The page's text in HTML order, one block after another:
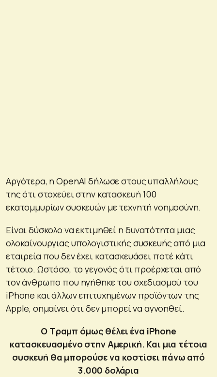
Αργότερα, η OpenAI δήλωσε στους υπαλλήλους
της ότι στοχεύει στην κατασκευή 100
εκατομμυρίων συσκευών με τεχνητή νοημοσύνη.
Είναι δύσκολο να εκτιμηθεί η δυνατότητα μιας
ολοκαίνουργιας υπολογιστικής συσκευής από μια
εταιρεία που δεν έχει κατασκευάσει ποτέ κάτι
τέτοιο. Ωστόσο, το γεγονός ότι προέρχεται από
τον άνθρωπο που ηγήθηκε του σχεδιασμού του
iPhone και άλλων επιτυχημένων προϊόντων της
Apple, σημαίνει ότι δεν μπορεί να αγνοηθεί.
Ο Τραμπ όμως θέλει ένα iPhone
κατασκευασμένο στην Αμερική. Και μια τέτοια
συσκευή θα μπορούσε να κοστίσει πάνω από
3.000 δολάρια